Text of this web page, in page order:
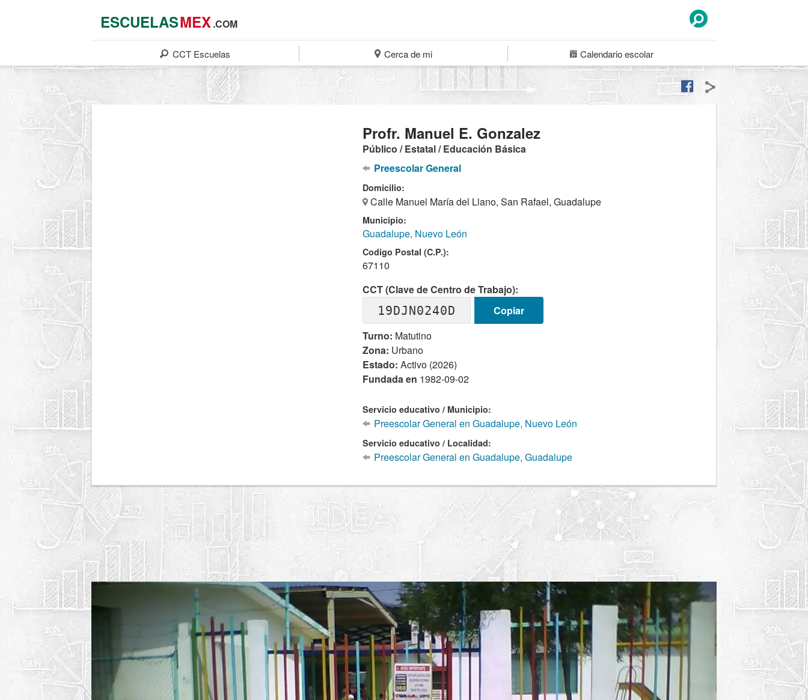
ESCUELASMEX.COM
CCT Escuelas Cerca de mi Calendarioescolar
Profr. Manuel E. Gonzalez
Público / Estatal / Educación Básica
Preescolar General
Domicilio:
Calle Manuel María del Llano, San Rafael, Guadalupe
Municipio:
Guadalupe, Nuevo León
Codigo Postal (C.P.):
67110
CCT (Clave de Centro de Trabajo):
19DJN0240D
Copiar
Turno: Matutino
Zona: Urbano
Estado: Activo (2026)
Fundada en 1982-09-02
Servicio educativo / Municipio:
Preescolar General en Guadalupe, Nuevo León
Servicio educativo / Localidad:
Preescolar General en Guadalupe, Guadalupe